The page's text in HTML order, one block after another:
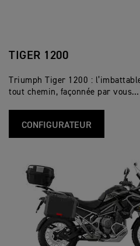
TIGER 1200
Triumph Tiger 1200 :
tout chemin, façonnée par vous…
CONFIGURATEUR